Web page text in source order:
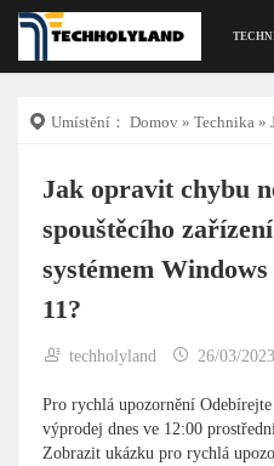
Umístění： Domov » Technika » Jak
Jak opravit chybu
spouštěcího
systémem
11?
techholyland 26/03/2023
Pro rychlá upozornění
výprodej dnes ve 12:00
Zobrazit ukázku pro rychlá